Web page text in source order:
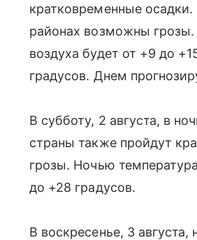
кратковременные
районах возможны
воздуха будет от +9 до
градусов. Днем
В субботу, 2 августа, в
страны также пройдут
грозы. Ночью
до +28 градусов.
В воскресенье, 3